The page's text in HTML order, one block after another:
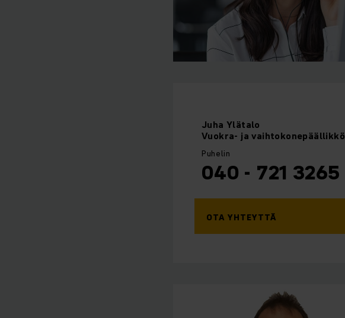
Juha Ylätalo
Vuokra- ja vaihtokonepäällikkö
Puhelin
040 - 721 3265
OTA YHTEYTTÄ